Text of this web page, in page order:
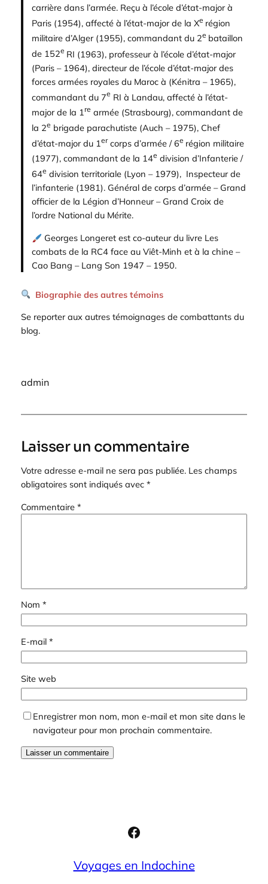
carrière dans l’armée. Reçu à l’école d’état-major à
Paris (1954), affecté à l’état-major de la Xe région
militaire d’Alger (1955), commandant du 2e bataillon
de 152e RI (1963), professeur à l’école d’état-major
(Paris – 1964), directeur de l’école d’état-major des
forces armées royales du Maroc à (Kénitra – 1965),
commandant du 7e RI à Landau, affecté à l’état-
major de la 1re armée (Strasbourg), commandant de
la 2e brigade parachutiste (Auch – 1975), Chef
d’état-major du 1ercorps d’armée / 6e région militaire
(1977), commandant de la 14e division d’Infanterie /
64e division territoriale (Lyon – 1979), Inspecteur de
l’infanterie (1981). Général de corps d’armée – Grand
officier de la Légion d’Honneur – Grand Croix de
l’ordre National du Mérite.
Georges Longeret est co-auteur du livre Les
combats de la RC4 face au Viêt-Minh et à la chine –
Cao Bang – Lang Son 1947 – 1950.
Biographiedes autres témoins
Se reporter aux autres témoignages de combattants du
blog.
admin
Laisser un commentaire
Votre adresse e-mail ne sera pas publiée. Les champs
obligatoires sont indiqués avec *
Commentaire *
Nom *
E-mail *
Site web
Enregistrer mon nom, mon e-mail et mon site dans le
navigateur pour mon prochain commentaire.
Facebook
Voyages en Indochine